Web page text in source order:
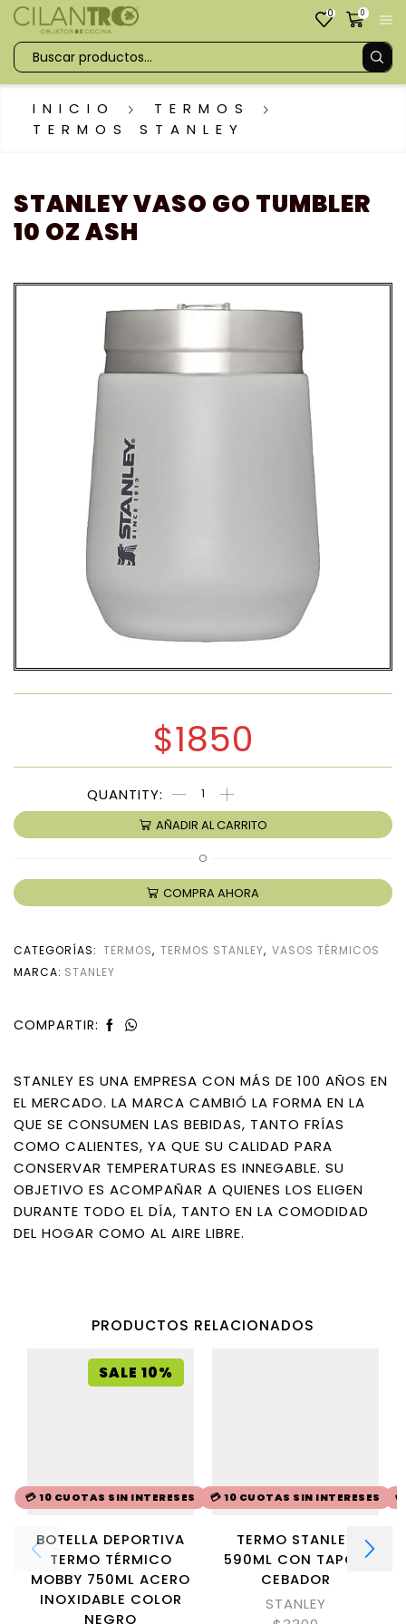
0 0
INICIO
TERMOS
TERMOS STANLEY
STANLEY VASO GO TUMBLER
10 OZ ASH
$1850
AÑADIR AL CARRITO
O
COMPRA AHORA
CATEGORÍAS: TERMOS, TERMOS STANLEY, VASOS TÉRMICOS
MARCA: STANLEY
COMPARTIR:
STANLEY ES UNA EMPRESA CON MÁS DE 100 AÑOS EN
EL MERCADO. LA MARCA CAMBIÓ LA FORMA EN LA
QUE SE CONSUMEN LAS BEBIDAS, TANTO FRÍAS
COMO CALIENTES, YA QUE SU CALIDAD PARA
CONSERVAR TEMPERATURAS ES INNEGABLE. SU
OBJETIVO ES ACOMPAÑAR A QUIENES LOS ELIGEN
DURANTE TODO EL DÍA, TANTO EN LA COMODIDAD
DEL HOGAR COMO AL AIRE LIBRE.
PRODUCTOS RELACIONADOS
SALE 10%
💳 10 CUOTAS SIN INTERESES
BOTELLA DEPORTIVA
TERMO TÉRMICO
MOBBY 750ML ACERO
INOXIDABLE COLOR
NEGRO
💳 10 CUOTAS SIN INTERESES
TERMO STANLEY
590ML CON TAPÓN
CEBADOR
STANLEY